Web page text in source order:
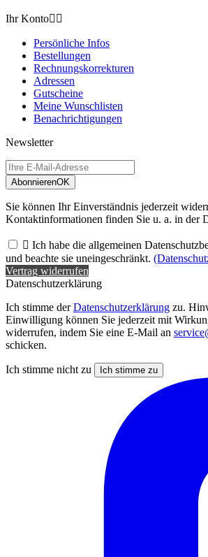
Ihr Konto 
Persönliche Infos
Bestellungen
Rechnungskorrekturen
Adressen
Gutscheine
Meine Wunschlisten
Benachrichtigungen
Newsletter
AbonnierenOK
Sie können Ihr Einverständnis jederzeit
Kontaktinformationen finden Sie u. a. in der
 Ich habe die allgemeinen
und beachte sie uneingeschränkt.
Vertrag widerrufen
Datenschutzerklärung
Ich stimme derDatenschutzerklärung zu.
Einwilligung können Sie jederzeit mit
widerrufen, indem Sie eine E-Mail an
schicken.
Ich stimme nicht zu Ich stimme zu